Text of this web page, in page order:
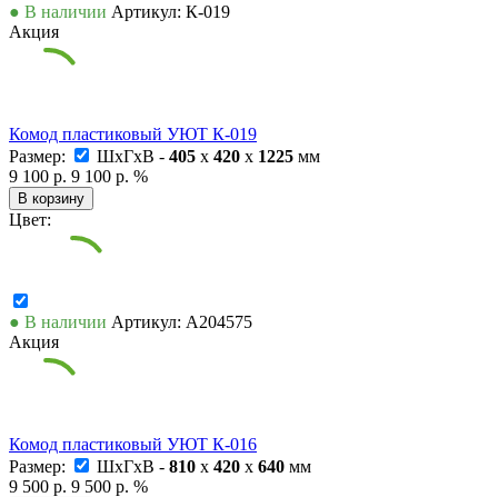
● В наличии Артикул: К-019
Акция
Комод пластиковый УЮТ К-019
Размер:
ШxГxВ - 405 x 420 x 1225 мм
9 100 р. 9 100 р. %
В корзину
Цвет:
● В наличии Артикул: А204575
Акция
Комод пластиковый УЮТ К-016
Размер:
ШxГxВ - 810 x 420 x 640 мм
9 500 р. 9 500 р. %